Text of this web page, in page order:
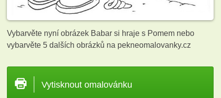
Vybarvěte nyní obrázek Babar si hraje s Pomem nebo
vybarvěte 5 dalších obrázků na pekneomalovanky.cz
Vytisknout omalovánku